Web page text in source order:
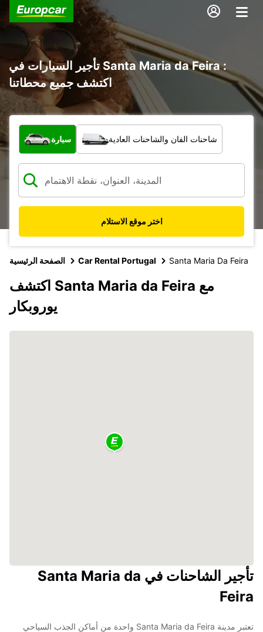
تأجير السيارات في Santa Maria da Feira :
اكتشف جميع محطاتنا
ما نوع المركبة؟
سيارة شاحنات الفان والشاحنات العادية
اختر موقع الاستلام
الصفحة الرئيسية Car Rental Portugal Santa Maria Da Feira
اكتشف Santa Maria da Feira مع
يوروبكار
تأجير الشاحنات في Santa Maria da
Feira
تعتبر مدينة Santa Maria da Feira واحدة من أماكن الجذب السياحي